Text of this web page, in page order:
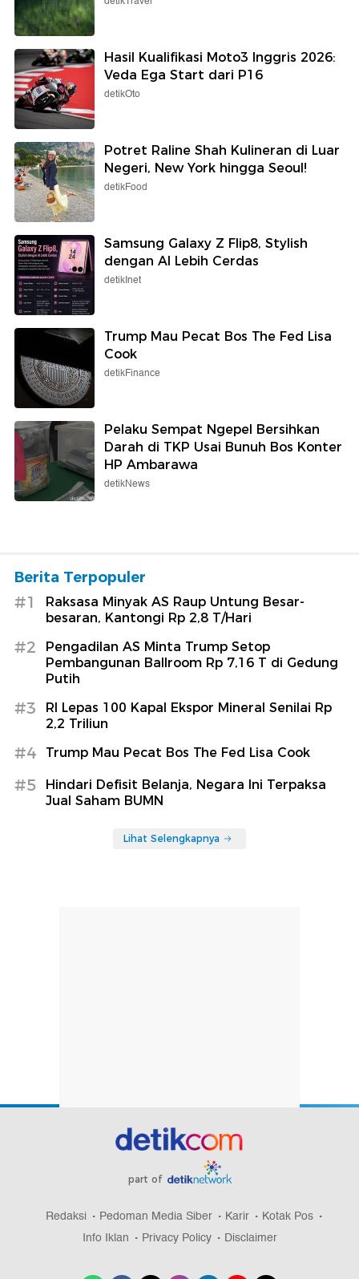
Hasil Kualifikasi Moto3 Inggris 2026:
Veda Ega Start dari P16
detikOto
Potret Raline Shah Kulineran di Luar
Negeri, New York hingga Seoul!
detikFood
Samsung Galaxy Z Flip8, Stylish
dengan AI Lebih Cerdas
detikInet
Trump Mau Pecat Bos The Fed Lisa
Cook
detikFinance
Pelaku Sempat Ngepel Bersihkan
Darah di TKP Usai Bunuh Bos Konter
HP Ambarawa
detikNews
Berita Terpopuler
#1
Raksasa Minyak AS Raup Untung Besar-
besaran, Kantongi Rp 2,8 T/Hari
#2
Pengadilan AS Minta Trump Setop
Pembangunan Ballroom Rp 7,16 T di Gedung
Putih
#3
RI Lepas 100 Kapal Ekspor Mineral Senilai Rp
2,2 Triliun
#4 Trump Mau Pecat Bos The Fed Lisa Cook
#5
Hindari Defisit Belanja, Negara Ini Terpaksa
Jual Saham BUMN
Lihat Selengkapnya
part of
Redaksi Pedoman Media Siber Karir
Kotak Pos
Info Iklan
Privacy Policy Disclaimer